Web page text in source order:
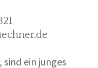
sind ein junges